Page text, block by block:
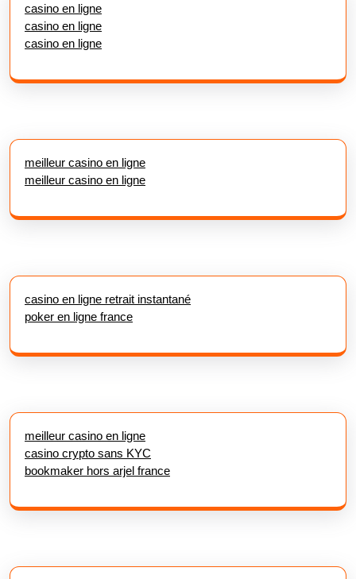
casino en ligne
casino en ligne
casino en ligne
meilleur casino en ligne
meilleur casino en ligne
casino en ligne retrait instantané
poker en ligne france
meilleur casino en ligne
casino crypto sans KYC
bookmaker hors arjel france